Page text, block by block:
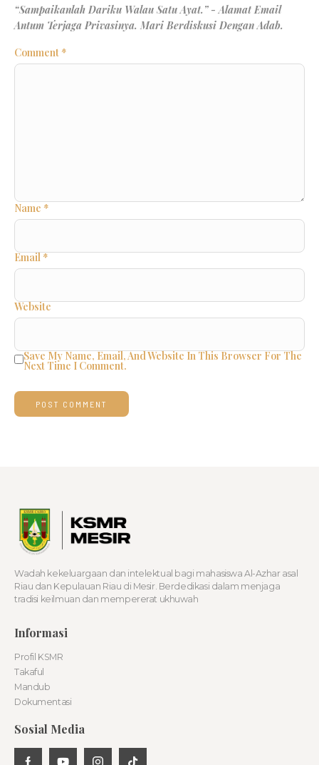
Comment*
Name *
Email*
Website
Save My Name, Email, And Website In This Browser For The
Next Time I Comment.
Wadah kekeluargaan dan intelektual bagi mahasiswa Al-Azhar asal
Riau dan Kepulauan Riau di Mesir. Berdedikasi dalam menjaga
tradisi keilmuan dan mempererat ukhuwah
Informasi
Profil KSMR
Takaful
Mandub
Dokumentasi
Sosial Media